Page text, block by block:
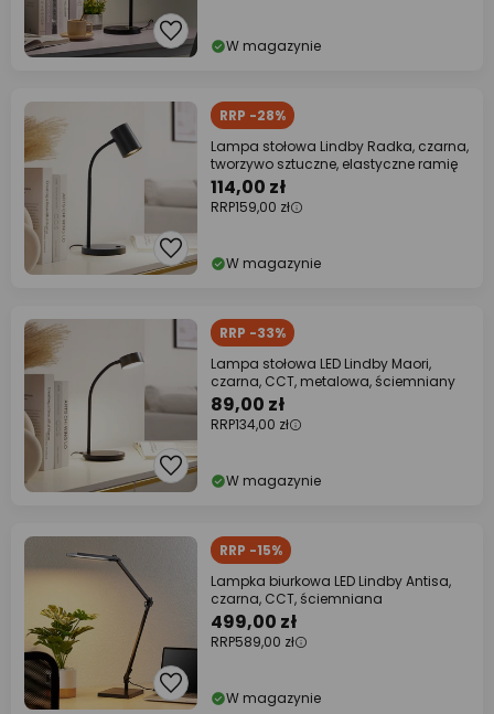
W magazynie
RRP -28%
Lampa stołowa Lindby Radka, czarna,
tworzywo sztuczne, elastyczne ramię
114,00 zł
RRP159,00 zł
W magazynie
RRP -33%
Lampa stołowa LED Lindby Maori,
czarna, CCT, metalowa, ściemniany
89,00 zł
RRP134,00 zł
W magazynie
RRP -15%
Lampka biurkowa LED Lindby Antisa,
czarna, CCT, ściemniana
499,00 zł
RRP589,00 zł
W magazynie